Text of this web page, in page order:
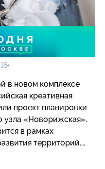
16+
в новом комплексе
креативная
узла «Новорижская».
в рамках
территорий.
улучшили